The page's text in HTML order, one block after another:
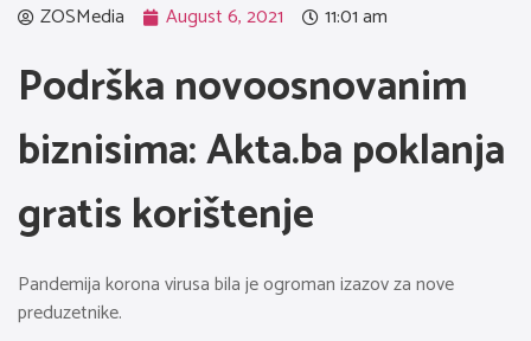
ZOSMedia August 6, 2021 11:01 am
Podrška novoosnovanim
biznisima: Akta.ba poklanja
gratis korištenje
Pandemija korona virusa bila je ogroman izazov za nove
preduzetnike.